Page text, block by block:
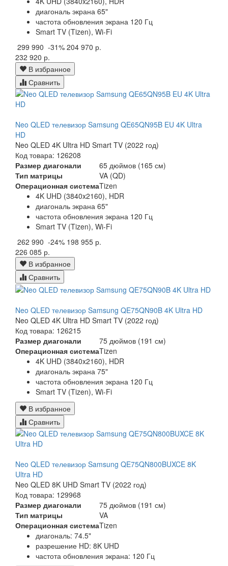
диагональ экрана 65"
частота обновления экрана 120 Гц
Smart TV (Tizen), Wi-Fi
299 990 -31% 204 970 р.
232 920 р.
В избранное
Сравнить
Neo QLED телевизор Samsung QE65QN95B EU 4K Ultra
HD
Neo QLED 4K Ultra HD Smart TV (2022 год)
Код товара: 126208
Размер диагонали
65 дюймов (165 см)
Тип матрицы
VA (QD)
Операционная системаTizen
4K UHD (3840x2160), HDR
диагональ экрана 65"
частота обновления экрана 120 Гц
Smart TV (Tizen), Wi-Fi
262 990 -24% 198 955 р.
226 085 р.
В избранное
Сравнить
Neo QLED телевизор Samsung QE75QN90B 4K Ultra HD
Neo QLED 4K Ultra HD Smart TV (2022 год)
Код товара: 126215
Размер диагонали
75 дюймов (191 см)
Операционная системаTizen
4K UHD (3840x2160), HDR
диагональ экрана 75"
частота обновления экрана 120 Гц
Smart TV (Tizen), Wi-Fi
В избранное
Сравнить
Neo QLED телевизор Samsung QE75QN800BUXCE 8K
Ultra HD
Neo QLED 8K UHD Smart TV (2022 год)
Код товара: 129968
Размер диагонали
75 дюймов (191 см)
Тип матрицы
VA
Операционная системаTizen
диагональ: 74.5"
разрешение HD: 8K UHD
частота обновления экрана: 120 Гц